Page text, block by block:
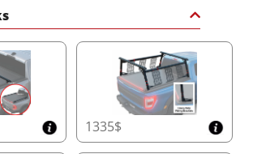
capacidade da caçamba com as
líderes de mercado do
20cm x 23cm (A x L)
Espaçosa e Modelos
26cm x 30cm (A x L)
inovador oferece mais espaço útil
a durabilidade.
1335$